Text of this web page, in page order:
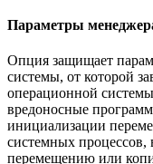
Параметры
Опция защищает
системы, от которой
операционной
вредоносные
инициализации
системных
перемещению или